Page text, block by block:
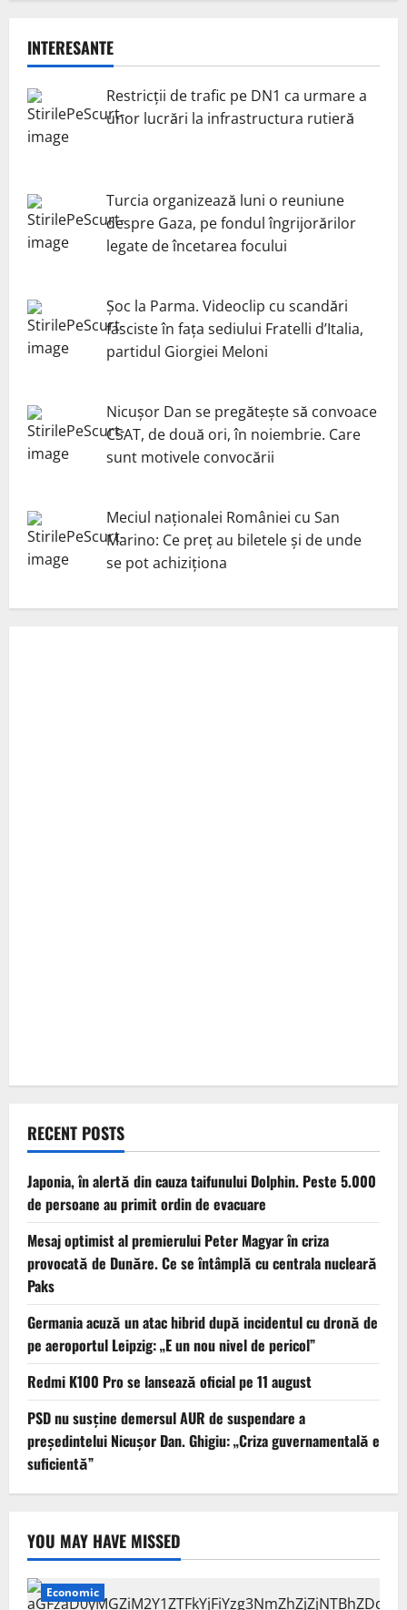
INTERESANTE
Restricții de trafic pe DN1 ca urmare a
unor lucrări la infrastructura rutieră
Turcia organizează luni o reuniune
despre Gaza, pe fondul îngrijorărilor
legate de încetarea focului
Șoc la Parma. Videoclip cu scandări
fasciste în fața sediului Fratelli d’Italia,
partidul Giorgiei Meloni
Nicuşor Dan se pregăteşte să convoace
CSAT, de două ori, în noiembrie. Care
sunt motivele convocării
Meciul naționalei României cu San
Marino: Ce preț au biletele și de unde
se pot achiziționa
RECENT POSTS
Japonia, în alertă din cauza taifunului Dolphin. Peste 5.000
de persoane au primit ordin de evacuare
Mesaj optimist al premierului Peter Magyar în criza
provocată de Dunăre. Ce se întâmplă cu centrala nucleară
Paks
Germania acuză un atac hibrid după incidentul cu dronă de
pe aeroportul Leipzig: „E un nou nivel de pericol”
Redmi K100 Pro se lansează oficial pe 11 august
PSD nu susține demersul AUR de suspendare a
președintelui Nicușor Dan. Ghigiu: „Criza guvernamentală e
suficientă”
YOU MAY HAVE MISSED
Economic